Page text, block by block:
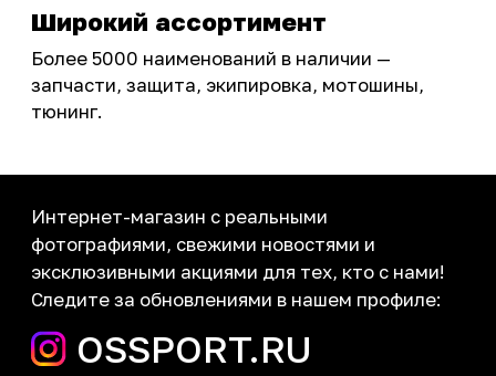
Акции
Инструмент и оборудование
Подобрать запчасти
Доставка
Самовывоз
Возврат товаров
Оплата
Как купить
Карта сайта
ПОКУПАТЕЛЮ